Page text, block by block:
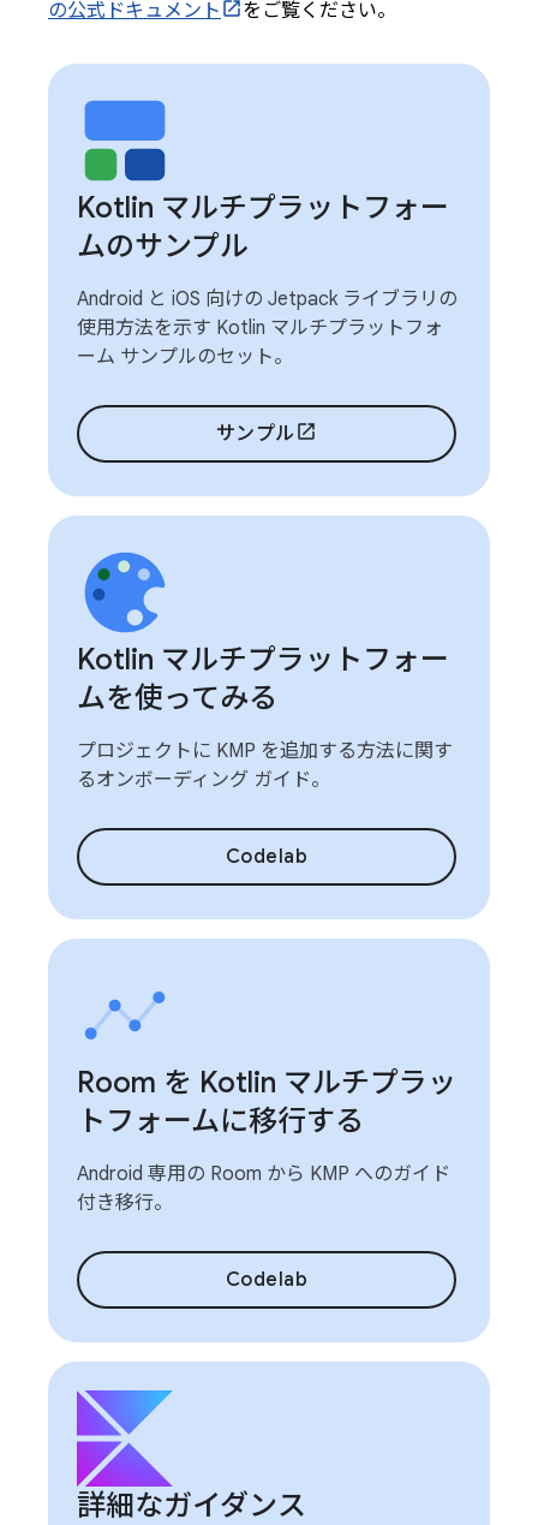
の公式ドキュメント をご覧ください。
Kotlin マルチプラットフォー
ムのサンプル
Android と iOS 向けの Jetpack ライブラリの
使用方法を示す Kotlin マルチプラットフォ
ーム サンプルのセット。
サンプル
Kotlin マルチプラットフォー
ムを使ってみる
プロジェクトに KMP を追加する方法に関す
るオンボーディング ガイド。
Codelab
Room を Kotlin マルチプラッ
トフォームに移行する
Android 専用の Room から KMP へのガイド
付き移行。
Codelab
詳細なガイダンス